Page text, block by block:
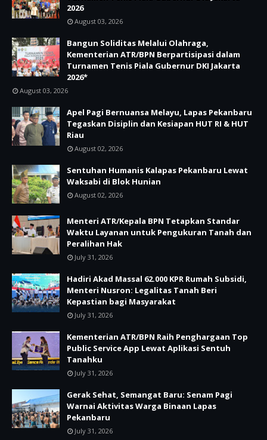
2026
August 03, 2026
Bangun Soliditas Melalui Olahraga,
Kementerian ATR/BPN Berpartisipasi dalam
Turnamen Tenis Piala Gubernur DKI Jakarta
2026*
August 03, 2026
Apel Pagi Bernuansa Melayu, Lapas Pekanbaru
Tegaskan Disiplin dan Kesiapan HUT RI & HUT
Riau
August 02, 2026
Sentuhan Humanis Kalapas Pekanbaru Lewat
Waksabi di Blok Hunian
August 02, 2026
Menteri ATR/Kepala BPN Tetapkan Standar
Waktu Layanan untuk Pengukuran Tanah dan
Peralihan Hak
July 31, 2026
Hadiri Akad Massal 62.000 KPR Rumah Subsidi,
Menteri Nusron: Legalitas Tanah Beri
Kepastian bagi Masyarakat
July 31, 2026
Kementerian ATR/BPN Raih Penghargaan Top
Public Service App Lewat Aplikasi Sentuh
Tanahku
July 31, 2026
Gerak Sehat, Semangat Baru: Senam Pagi
Warnai Aktivitas Warga Binaan Lapas
Pekanbaru
July 31, 2026